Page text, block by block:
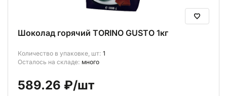
Шоколад горячий TORINO GUSTO 1кг
Количество в упаковке, шт: 1
Осталось на складе: много
589.26 ₽/шт